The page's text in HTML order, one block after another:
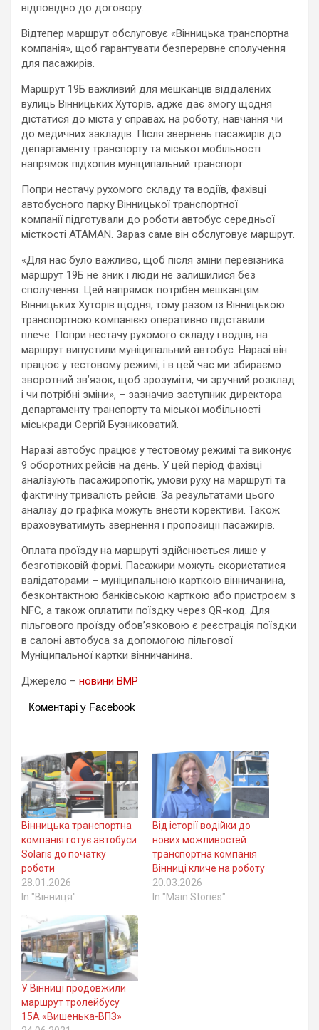
відповідно до договору.
Відтепер маршрут обслуговує «Вінницька транспортна
компанія», щоб гарантувати безперервне сполучення
для пасажирів.
Маршрут 19Б важливий для мешканців віддалених
вулиць Вінницьких Хуторів, адже дає змогу щодня
дістатися до міста у справах, на роботу, навчання чи
до медичних закладів. Після звернень пасажирів до
департаменту транспорту та міської мобільності
напрямок підхопив муніципальний транспорт.
Попри нестачу рухомого складу та водіїв, фахівці
автобусного парку Вінницької транспортної
компанії підготували до роботи автобус середньої
місткості ATAMAN. Зараз саме він обслуговує маршрут.
«Для нас було важливо, щоб після зміни перевізника
маршрут 19Б не зник і люди не залишилися без
сполучення. Цей напрямок потрібен мешканцям
Вінницьких Хуторів щодня, тому разом із Вінницькою
транспортною компанією оперативно підставили
плече. Попри нестачу рухомого складу і водіїв, на
маршрут випустили муніципальний автобус. Наразі він
працює у тестовому режимі, і в цей час ми збираємо
зворотний зв’язок, щоб зрозуміти, чи зручний розклад
і чи потрібні зміни», – зазначив заступник директора
департаменту транспорту та міської мобільності
міськради Сергій Бузниковатий.
Наразі автобус працює у тестовому режимі та виконує
9 оборотних рейсів на день. У цей період фахівці
аналізують пасажиропотік, умови руху на маршруті та
фактичну тривалість рейсів. За результатами цього
аналізу до графіка можуть внести корективи. Також
враховуватимуть звернення і пропозиції пасажирів.
Оплата проїзду на маршруті здійснюється лише у
безготівковій формі. Пасажири можуть скористатися
валідаторами – муніципальною карткою вінничанина,
безконтактною банківською карткою або пристроєм з
NFC, а також оплатити поїздку через QR-код. Для
пільгового проїзду обов’язковою є реєстрація поїздки
в салоні автобуса за допомогою пільгової
Муніципальної картки вінничанина.
Джерело – новини ВМР
Коментарі у Facebook
Вінницька транспортна
компанія готує автобуси
Solaris до початку
роботи
28.01.2026
In "Вінниця"
Від історії водійки до
нових можливостей:
транспортна компанія
Вінниці кличе на роботу
20.03.2026
In "Main Stories"
У Вінниці продовжили
маршрут тролейбусу
15А «Вишенька-ВПЗ»